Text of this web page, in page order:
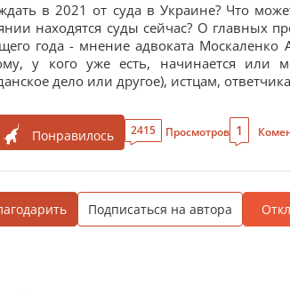
в 2021 от суда в Украине? Что
находятся суды сейчас? О главных
года - мнение адвоката
у кого уже есть, начинается или
дело или другое), истцам,
Понравилось 2415 Просмотров 1
Подписаться на автора